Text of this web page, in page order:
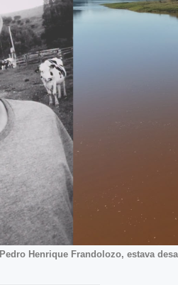
Pedro Henrique Frandolozo, estava